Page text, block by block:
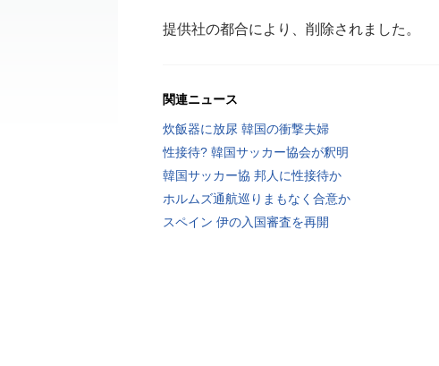
提供社の都合により、削除されました。
関連ニュース
炊飯器に放尿 韓国の衝撃夫婦
性接待? 韓国サッカー協会が釈明
韓国サッカー協 邦人に性接待か
ホルムズ通航巡りまもなく合意か
スペイン 伊の入国審査を再開